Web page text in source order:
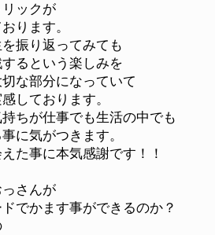
ックが
ります。
振り返ってみても
るという楽しみを
な部分になっていて
しております。
ちが仕事でも生活の中でも
に気がつきます。
た事に本気感謝です！！
さんが
でかます事ができるのか？